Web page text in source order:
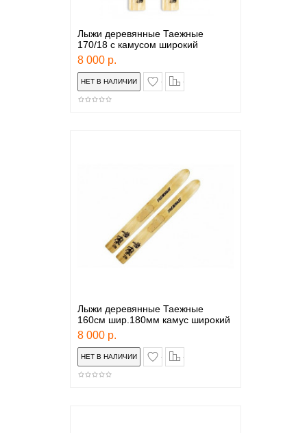
Лыжи деревянные Таежные
170/18 с камусом широкий
8 000 р.
в закладки
Лыжи деревянные Таежные
160см шир.180мм камус широкий
8 000 р.
в закладки